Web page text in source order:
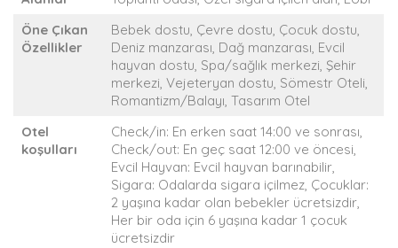
Öne Çıkan
Özellikler
Bebek dostu, Çevre dostu, Çocuk dostu,
Deniz manzarası, Dağ manzarası, Evcil
hayvan dostu, Spa/sağlık merkezi, Şehir
merkezi, Vejeteryan dostu, Sömestr Oteli,
Romantizm/Balayı, Tasarım Otel
Otel
koşulları
Check/in: En erken saat 14:00 ve sonrası,
Check/out: En geç saat 12:00 ve öncesi,
Evcil Hayvan: Evcil hayvan barınabilir,
Sigara: Odalarda sigara içilmez, Çocuklar:
2 yaşına kadar olan bebekler ücretsizdir,
Her bir oda için 6 yaşına kadar 1 çocuk
ücretsizdir